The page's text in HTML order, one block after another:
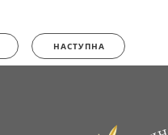
НАСТУПНА